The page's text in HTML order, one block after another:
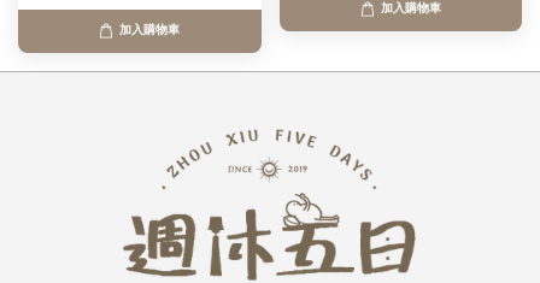
加入購物車
加入購物車